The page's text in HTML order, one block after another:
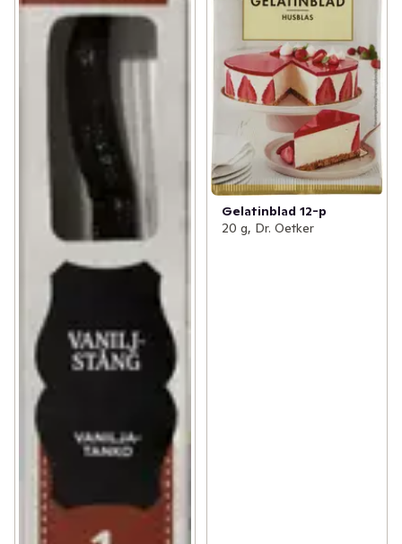
Gelatinblad 12-p
20 g, Dr. Oetker